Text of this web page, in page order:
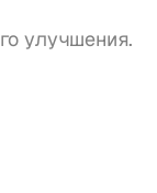
улучшения.